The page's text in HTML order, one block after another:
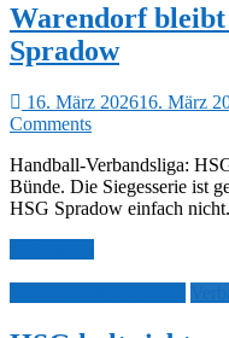
Warendorf
Spradow
16. März 202616. März
Comments
Handball-Verbandsliga:
Bünde. Die Siegesserie ist
HSG Spradow einfach nicht.